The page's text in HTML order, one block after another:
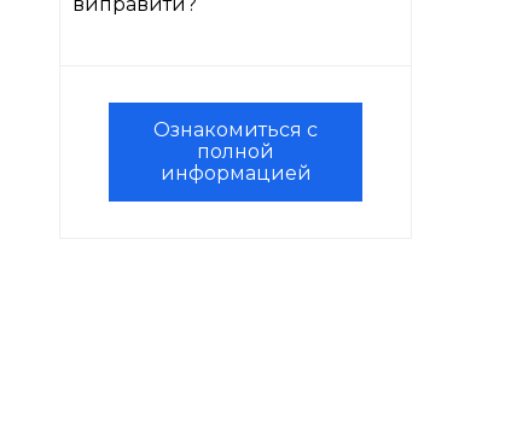
Ознакомиться с
полной
информацией